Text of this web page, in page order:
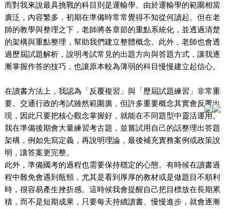
而對我來說最具挑戰的科目則是運輸學。由於運輸學的範圍相當
廣泛，內容繁多，初期在準備時常常覺得不知從何讀起。但在老
師的教學與整理之下，老師將各章節的重點系統化，並透過清楚
的架構與重點整理，幫助我們建立整體概念。此外，老師也會透
過歷屆試題解析，說明考試常見的出題方向與答題方式，讓我逐
漸掌握作答的技巧，也讓原本較為薄弱的科目慢慢建立起信心。
在讀書方法上，我認為「反覆複習」與「歷屆試題練習」非常重
要。交通行政的考試雖然範圍廣，但許多重要概念其實會反覆出
現，因此只要把核心觀念掌握好，就能在不同題型中靈活運用。
我在準備後期會大量練習考古題，並嘗試用自己的話整理出答題
架構，例如先寫定義，再說明理論，最後補充實務案例或政策說
明，讓答案更完整。
此外，準備國考的過程也需要保持穩定的心態。有時候在讀書過
程中難免會遇到瓶頸，尤其是看到厚厚的教材或是做題目不順利
時，很容易產生挫折感。這時候我會提醒自己把目標放在長期累
積，而不是短期成果，只要每天持續讀書、慢慢進步，就會逐漸